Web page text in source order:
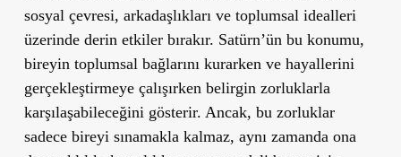
sosyal çevresi, arkadaşlıkları ve toplumsal idealleri
üzerinde derin etkiler bırakır. Satürn’ün bu konumu,
bireyin toplumsal bağlarını kurarken ve hayallerini
gerçekleştirmeye çalışırken belirgin zorluklarla
karşılaşabileceğini gösterir. Ancak, bu zorluklar
sadece bireyi sınamakla kalmaz, aynı zamanda ona